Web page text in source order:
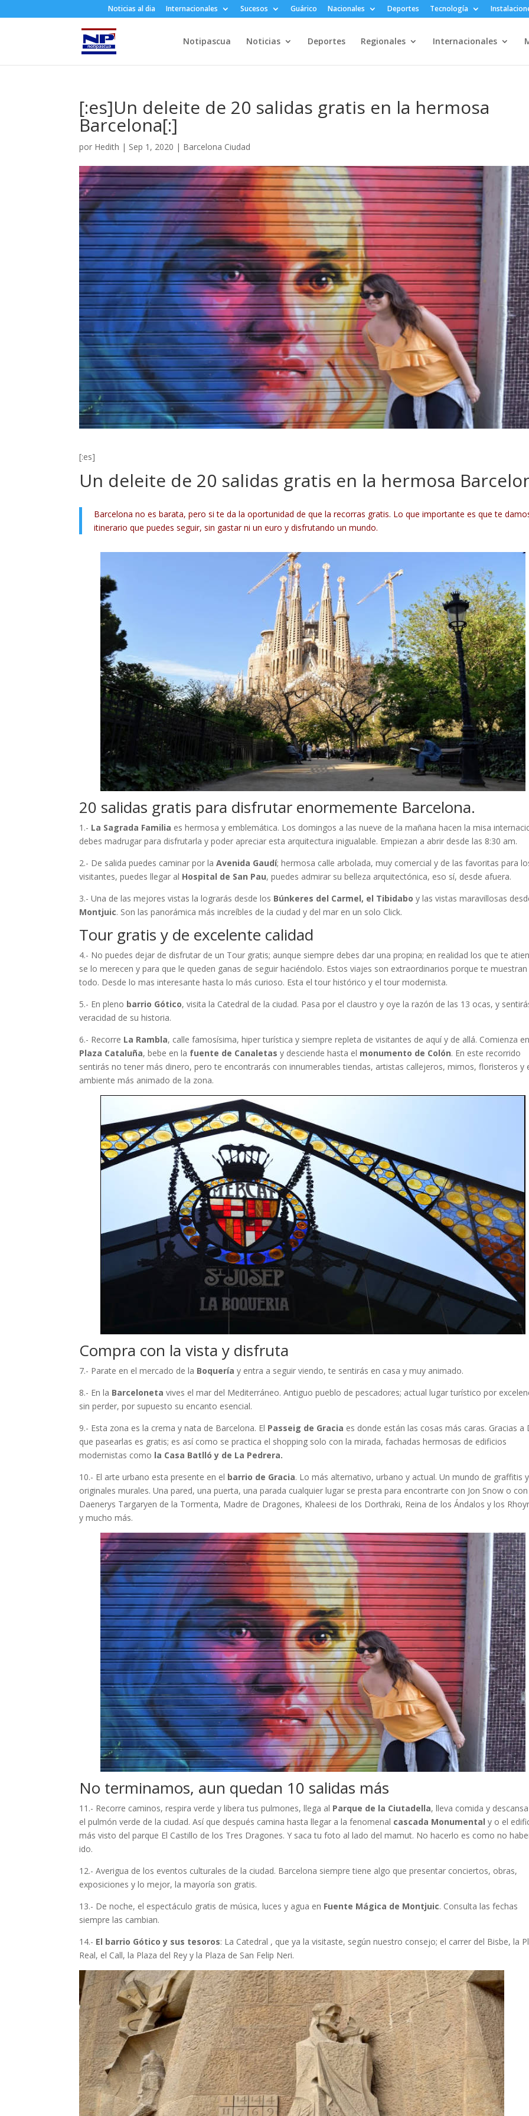
Noticias al dia Internacionales Sucesos Guárico Nacionales Deportes Tecnología
Notipascua Noticias Deportes Regionales Internacionales
[:es]Un deleite de 20 salidas gratis en la hermosa
Barcelona[:]
por Hedith | Sep 1, 2020 | Barcelona Ciudad
[:es]
Un deleite de 20 salidas gratis en la hermosa
Barcelona no es barata, pero si te da la oportunidad de que la recorras gratis. Lo que importante es que te
itinerario que puedes seguir, sin gastar ni un euro y disfrutando un mundo.
20 salidas gratis para disfrutar enormemente Barcelona.
1.- La Sagrada Familia es hermosa y emblemática. Los domingos a las nueve de la mañana hacen la misa
debes madrugar para disfrutarla y poder apreciar esta arquitectura inigualable. Empiezan a abrir desde las 8:30 am.
2.- De salida puedes caminar por la Avenida Gaudí; hermosa calle arbolada, muy comercial y de las favoritas para
visitantes, puedes llegar al Hospital de San Pau, puedes admirar su belleza arquitectónica, eso sí, desde afuera.
3.- Una de las mejores vistas la lograrás desde los Búnkeres del Carmel, el Tibidabo y las vistas maravillosas
Montjuic. Son las panorámica más increíbles de la ciudad y del mar en un solo Click.
Tour gratis y de excelente calidad
4.- No puedes dejar de disfrutar de un Tour gratis; aunque siempre debes dar una propina; en realidad los que te
se lo merecen y para que le queden ganas de seguir haciéndolo. Estos viajes son extraordinarios porque te
todo. Desde lo mas interesante hasta lo más curioso. Esta el tour histórico y el tour modernista.
5.- En pleno barrio Gótico, visita la Catedral de la ciudad. Pasa por el claustro y oye la razón de las 13 ocas, y
veracidad de su historia.
6.- Recorre La Rambla, calle famosísima, hiper turística y siempre repleta de visitantes de aquí y de allá. Comienza
Plaza Cataluña, bebe en la fuente de Canaletas y desciende hasta el monumento de Colón. En este recorrido
sentirás no tener más dinero, pero te encontrarás con innumerables tiendas, artistas callejeros, mimos, floristeros y
ambiente más animado de la zona.
Compra con la vista y disfruta
7.- Parate en el mercado de la Boquería y entra a seguir viendo, te sentirás en casa y muy animado.
8.- En la Barceloneta vives el mar del Mediterráneo. Antiguo pueblo de pescadores; actual lugar turístico por
sin perder, por supuesto su encanto esencial.
9.- Esta zona es la crema y nata de Barcelona. El Passeig de Gracia es donde están las cosas más caras. Gracias a
que pasearlas es gratis; es así como se practica el shopping solo con la mirada, fachadas hermosas de edificios
modernistas como la Casa Batlló y de La Pedrera.
10.- El arte urbano esta presente en el barrio de Gracia. Lo más alternativo, urbano y actual. Un mundo de graffitis y
originales murales. Una pared, una puerta, una parada cualquier lugar se presta para encontrarte con Jon Snow o con
Daenerys Targaryen de la Tormenta, Madre de Dragones, Khaleesi de los Dorthraki, Reina de los Ándalos y los
y mucho más.
No terminamos, aun quedan 10 salidas más
11.- Recorre caminos, respira verde y libera tus pulmones, llega al Parque de la Ciutadella, lleva comida y
el pulmón verde de la ciudad. Así que después camina hasta llegar a la fenomenal cascada Monumental y o el
más visto del parque El Castillo de los Tres Dragones. Y saca tu foto al lado del mamut. No hacerlo es como no
ido.
12.- Averigua de los eventos culturales de la ciudad. Barcelona siempre tiene algo que presentar conciertos, obras,
exposiciones y lo mejor, la mayoría son gratis.
13.- De noche, el espectáculo gratis de música, luces y agua en Fuente Mágica de Montjuic. Consulta las fechas
siempre las cambian.
14.- El barrio Gótico y sus tesoros: La Catedral , que ya la visitaste, según nuestro consejo; el carrer del Bisbe, la
Real, el Call, la Plaza del Rey y la Plaza de San Felip Neri.